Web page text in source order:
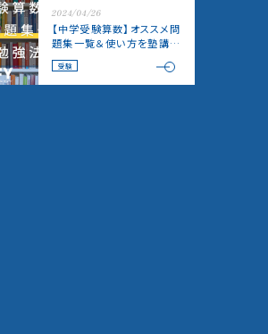
2024/04/26
【中学受験算数】オススメ問
題集一覧＆使い方を塾講師
がご紹介！
受験